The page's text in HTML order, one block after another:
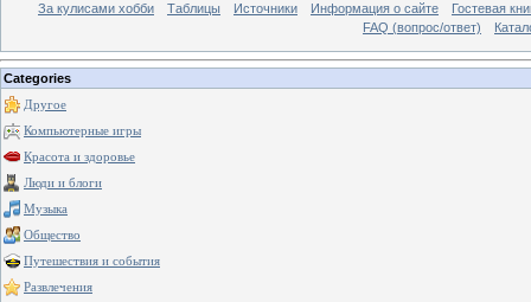
За кулисами хобби
Таблицы Источники Информация о сайте
Гостевая
FAQ (вопрос/ответ)
Categories
Другое
Компьютерные игры
Красота и здоровье
Люди и блоги
Музыка
Общество
Путешествия и события
Развлечения